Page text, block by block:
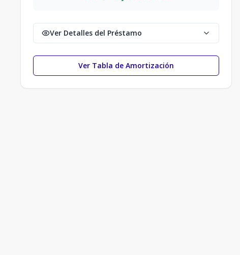
Ver Detalles del Préstamo
Ver Tabla de Amortización